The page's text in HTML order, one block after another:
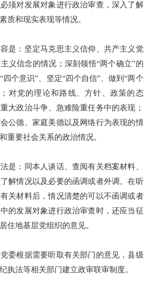
须对发展对象进行政治审查，深入了解
质和现实表现等情况。
是：坚定马克思主义信仰、共产主义觉
义信念的情况；深刻领悟“两个确立”的
四个意识”、坚定“四个自信”、做到“两个
对党的理论和路线、方针、政策的态
大政治斗争、急难险重任务中的表现；
公德、家庭美德以及网络行为表现的情
重要社会关系的政治情况。
是：同本人谈话、查阅有关档案材料、
解情况以及必要的函调或者外调。在听
关材料后，情况清楚的可以不函调或者
的发展对象进行政治审查时，还应当征
住地基层党组织的意见。
委根据需要听取有关部门的意见，县级
执法等相关部门建立政审联审制度。